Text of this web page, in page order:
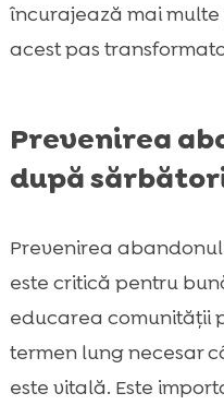
încurajează mai
acest pas
Prevenirea
după
Prevenirea
este critică pentru
educarea comunității
termen lung necesar
este vitală. Este